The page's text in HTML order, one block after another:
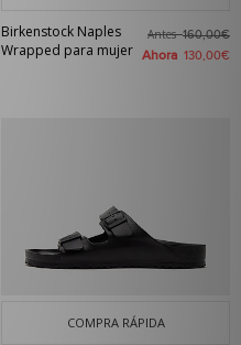
Birkenstock Naples
Wrapped para mujer
Antes160,00€
Ahora 130,00€
COMPRA RÁPIDA